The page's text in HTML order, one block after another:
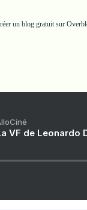
un blog gratuit sur
VF de Leonardo